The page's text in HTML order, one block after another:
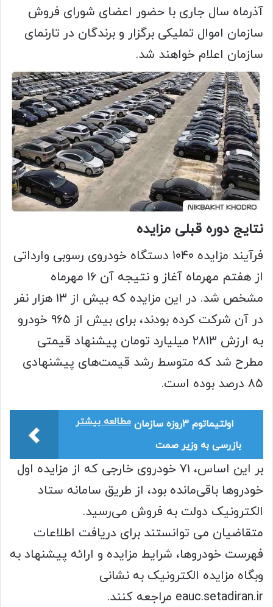
آذرماه سال جاری با حضور اعضای شورای فروش
سازمان اموال تملیکی برگزار و برندگان در تارنمای
سازمان اعلام خواهند شد.
نتایج دوره قبلی مزایده
فرآیند مزایده ۱۰۴۰ دستگاه خودروی رسوبی وارداتی
از هفتم مهرماه آغاز و نتیجه آن ۱۶ مهرماه
مشخص شد. در این مزایده که بیش از ۱۳ هزار نفر
در آن شرکت کرده بودند، برای بیش از ۹۶۵ خودرو
به ارزش ۲۸۱۳ میلیارد تومان پیشنهاد قیمتی
مطرح شد که متوسط رشد قیمت‌های پیشنهادی
۸۵ درصد بوده است.
مطالعه بیشتر اولتیماتوم ۳روزه سازمان
بازرسی به وزیر صمت
بر این اساس، ۷۱ خودروی خارجی که از مزایده اول
خودروها باقی‌مانده بود، از طریق سامانه ستاد
الکترونیک دولت به فروش می‌رسید.
متقاضیان می توانستند برای دریافت اطلاعات
فهرست خودروها، شرایط مزایده و ارائه پیشنهاد به
وبگاه مزایده الکترونیک به نشانی
eauc.setadiran.ir مراجعه کنند.